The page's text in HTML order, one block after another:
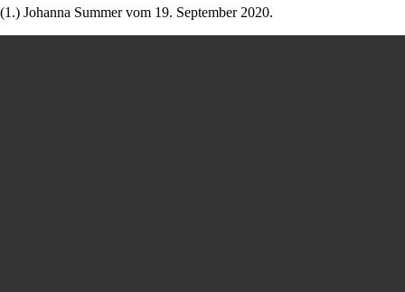
(1.) Johanna Summer vom 19. September 2020.